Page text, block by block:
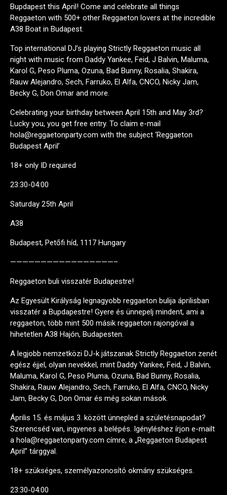
Bupdapest this April! Come and celebrate all things
Reggaeton with 500+ other Reggaeton lovers at the incredible
A38 Boat in Budapest.
Top international DJ’s playing Strictly Reggaeton music all
night with music from Daddy Yankee, Feid, J Balvin, Maluma,
Karol G, Peso Pluma, Ozuna, Bad Bunny, Rosalia, Shakira,
Rauw Alejandro, Sech, Farruko, El Alfa, CNCO, Nicky Jam,
Becky G, Don Omar and more.
Celebrating your birthday between April 15th and May 3rd?
Lucky you, you get free entry. To claim e-mail
hola@reggaetonparty.com with the subject ‘Reggaeton
Budapest April’
18+ only ID required
23:30-04:00
Saturday 25th April
A38
Budapest, Petőfi híd, 1117 Hungary
—————————————————–
Reggaeton buli visszatér Budapestre!
Az Egyesült Királyság legnagyobb reggaeton bulija áprilisban
visszatér a Bupdapestre! Gyere és ünnepelj mindent, ami a
reggaeton, több mint 500 másik reggaeton rajongóval a
hihetetlen A38 Hajón, Budapesten.
A legjobb nemzetközi DJ-k játszanak Strictly Reggaeton zenét
egész éjjel, olyan nevekkel, mint Daddy Yankee, Feid, J Balvin,
Maluma, Karol G, Peso Pluma, Ozuna, Bad Bunny, Rosalia,
Shakira, Rauw Alejandro, Sech, Farruko, El Alfa, CNCO, Nicky
Jam, Becky G, Don Omar és még sokan mások.
Április 15. és május 3. között ünnepled a születésnapodat?
Szerencséd van, ingyenes a belépés. Igényléshez írjon e-mailt
a hola@reggaetonparty.com címre, a „Reggaeton Budapest
April” tárggyal.
18+ szükséges, személyazonosító okmány szükséges.
23:30-04:00